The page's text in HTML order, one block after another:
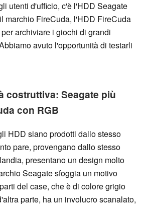
utenti d'ufficio, c'è l'HDD Seagate
marchio FireCuda, l'HDD FireCuda
archiviare i giochi di grandi
avuto l'opportunità di testarli
costruttiva: Seagate più
con RGB
HDD siano prodotti dallo stesso
pare, provengano dallo stesso
presentano un design molto
Seagate sfoggia un motivo
del case, che è di colore grigio
parte, ha un involucro scanalato,